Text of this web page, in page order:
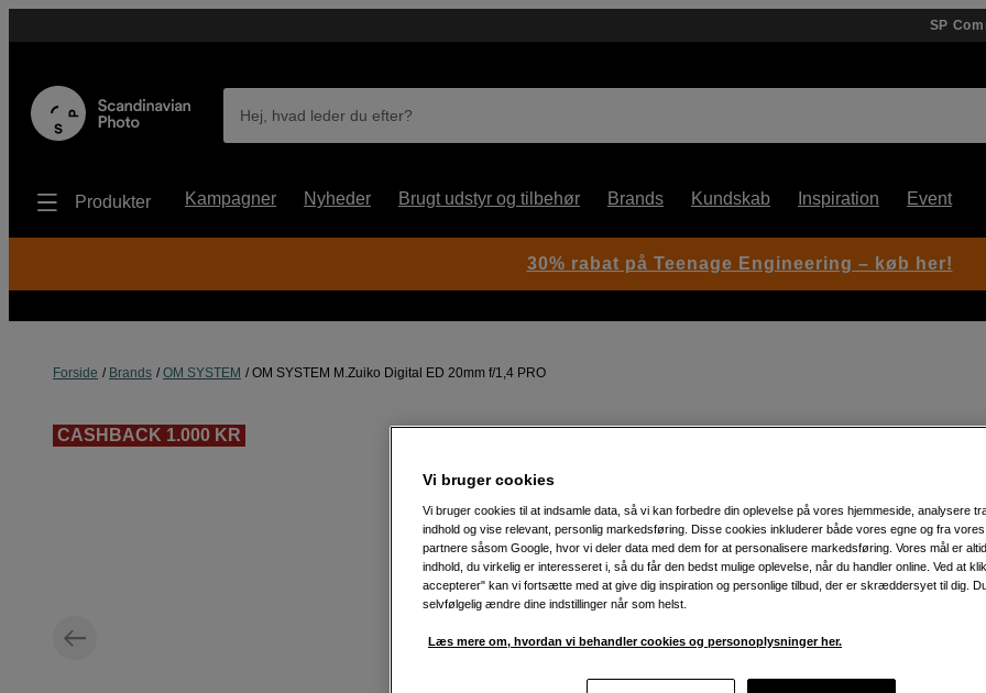
SP
Hej, hvad leder du efter?
Produkter Kampagner Nyheder Brugt udstyr og tilbehør Brands Kundskab Inspiration Event
Forside Brands OM SYSTEM OM SYSTEM M.Zuiko Digital ED 20mm f/1,4 PRO
CASHBACK 1.000 KR
OM SYSTEM M.Zuiko Digital ED 20mm f/1,4
med vejrforsegling
Weblager
København: Vis lagersaldo
30% rabat på Teenage Engineering – køb her!
Vi bruger cookies
Vi bruger cookies til at indsamle data, så vi kan forbedre din oplevelse på vores hjemmeside, analysere
indhold og vise relevant, personlig markedsføring. Disse cookies inkluderer både vores egne og fra
partnere såsom Google, hvor vi deler data med dem for at personalisere markedsføring. Vores mål er
indhold, du virkelig er interesseret i, så du får den bedst mulige oplevelse, når du handler online. Ved at
accepterer" kan vi fortsætte med at give dig inspiration og personlige tilbud, der er skræddersyet til dig.
selvfølgelig ændre dine indstillinger når som helst.
Læs mere om, hvordan vi behandler cookies og personoplysninger her.